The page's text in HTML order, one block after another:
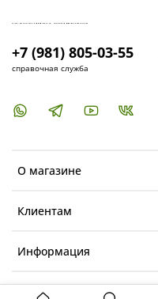
О магазине
Клиентам
Информация
+7 (981) 805-03-55
справочная служба